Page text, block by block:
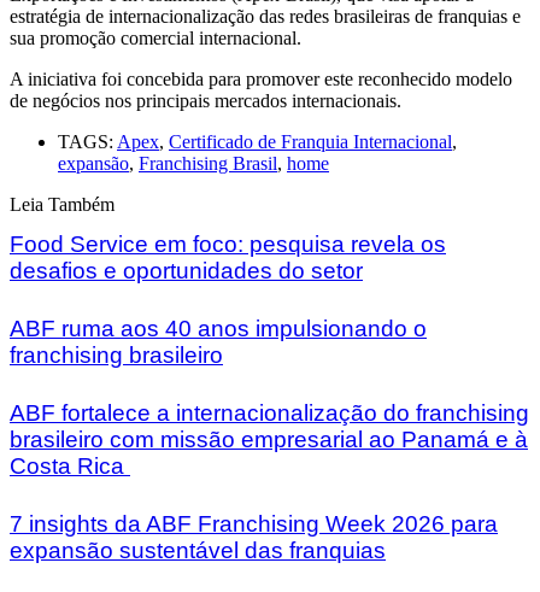
estratégia de internacionalização das redes brasileiras de franquias e
sua promoção comercial internacional.
A iniciativa foi concebida para promover este reconhecido modelo
de negócios nos principais mercados internacionais.
TAGS: Apex, Certificado de Franquia Internacional,
expansão, Franchising Brasil, home
Leia Também
Food Service em foco: pesquisa revela os
desafios e oportunidades do setor
ABF ruma aos 40 anos impulsionando o
franchising brasileiro
ABF fortalece a internacionalização do franchising
brasileiro com missão empresarial ao Panamá e à
Costa Rica
7 insights da ABF Franchising Week 2026 para
expansão sustentável das franquias